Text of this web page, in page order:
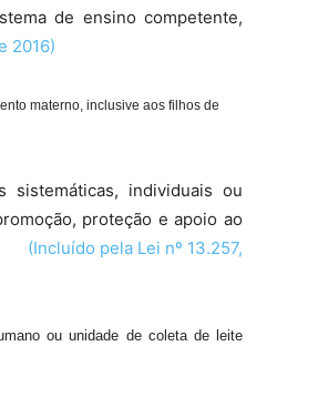
de ensino competente,
2016)
materno, inclusive aos filhos de
individuais ou
proteção e apoio ao
(Incluído pela Lei nº 13.257,
ou unidade de coleta de leite